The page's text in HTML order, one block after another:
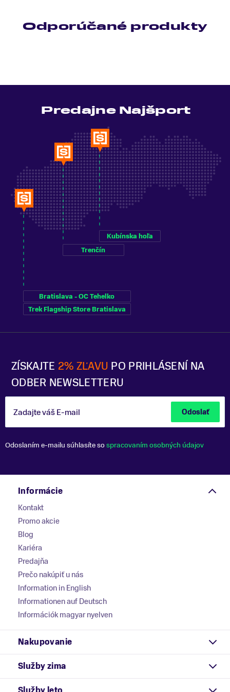
Odporúčané produkty
ZÍSKAJTE 2% ZĽAVU PO PRIHLÁSENÍ NA
ODBER NEWSLETTERU
Zadajte váš E-mail Odoslať
Odoslaním e-mailu súhlasíte sospracovaním osobných údajov
Predajne Najšport
Bratislava - OC Tehelko
Trek Flagship Store Bratislava
Trenčín
Kubínska hoľa
Informácie
Kontakt
Promo akcie
Blog
Kariéra
Predajňa
Prečo nakúpiť u nás
Information in English
Informationen auf Deutsch
Információk magyar nyelven
Nakupovanie
Služby zima